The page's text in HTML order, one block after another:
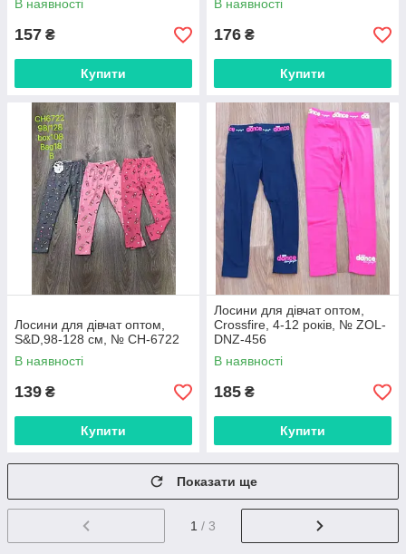
В наявності
157 ₴
Купити
В наявності
176 ₴
Купити
Лосини для дівчат оптом,
S&D,98-128 см, № CH-6722
В наявності
139 ₴
Купити
Лосини для дівчат оптом,
Crossfire, 4-12 років, № ZOL-
DNZ-456
В наявності
185 ₴
Купити
Показати ще
1 / 3